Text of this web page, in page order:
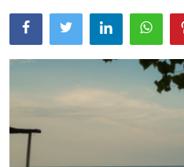
Kisah
Usadha
Indonesia